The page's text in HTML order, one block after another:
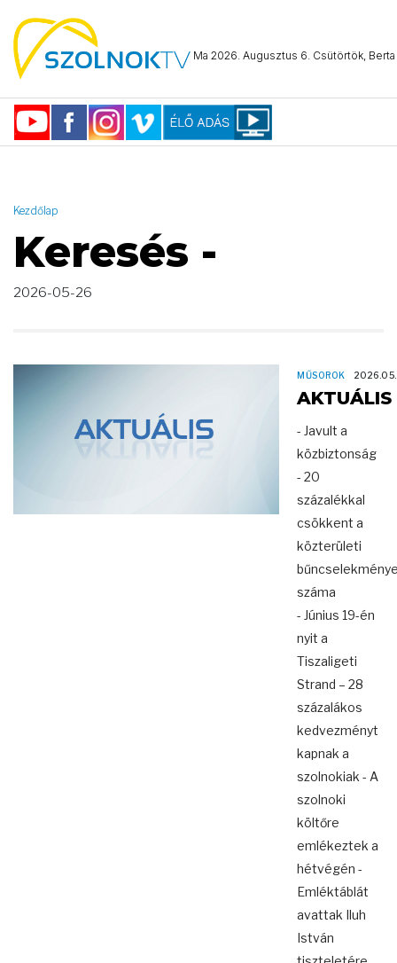
Ma 2026. Augusztus 6. Csütörtök, Berta
"2026-05-26 23:59:59" )
Kezdőlap
Keresés -
2026-05-26
MŰSOROK
AKTUÁLIS
- Javult a
közbiztonság
- 20
százalékkal
csökkent a
közterületi
száma
- Június 19-én
nyit a
Tiszaligeti
Strand – 28
százalákos
kedvezményt
kapnak a
szolnokiak - A
szolnoki
költőre
emlékeztek a
hétvégén -
Emléktáblát
avattak Iluh
István